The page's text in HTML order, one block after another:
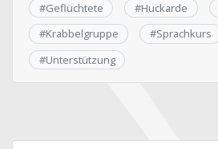
#Geflüchtete #Huckarde
#Krabbelgruppe #Sprachkurs
#Unterstützung